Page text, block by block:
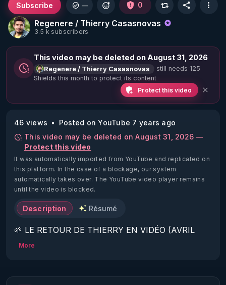
Regenere / Thierry Casasnovas
3.5 k subscribers
Subscribe — 0
This video may be deleted on August 31, 2026
Regenere / Thierry Casasnovas
still needs 125
Shields this month to protect its content
Protect this video
46 views
Posted on YouTube 7 years ago
This video may be deleted on August 31, 2026 —
Protect this video
It was automatically imported from YouTube and replicated on
this platform. In the case of a blockage, our system
automatically takes over. The YouTube video player remains
until the video is blocked.
Description Résumé
🌱 LE RETOUR DE THIERRY EN VIDÉO (AVRIL
2022)!
https://www.rgnr.fr/presentation.html
More